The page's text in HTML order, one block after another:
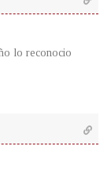
lo reconocio